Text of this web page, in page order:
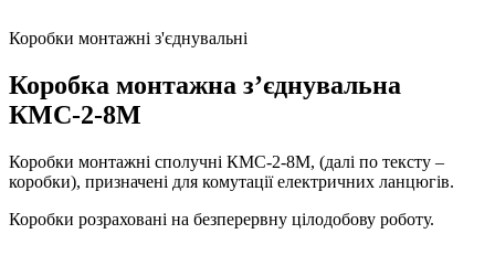
Коробки монтажні з'єднувальні
Коробка монтажна з’єднувальна
КМС-2-8М
Коробки монтажні сполучні КМС-2-8М, (далі по тексту –
коробки), призначені для комутації електричних ланцюгів.
Коробки розраховані на безперервну цілодобову роботу.